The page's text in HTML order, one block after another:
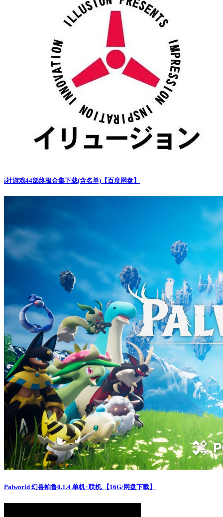
i社游戏44部终极合集下载(含名单)【百度网盘】
Palworld 幻兽帕鲁0.1.4 单机+联机 【16G/网盘下载】